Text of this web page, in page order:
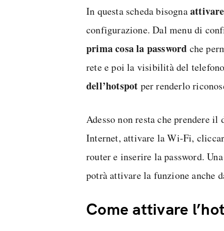
In questa scheda bisogna
configurazione. Dal menu di
prima cosa la password che
rete e poi la visibilità del
dell’hotspot per renderlo
Adesso non resta che prendere
Internet, attivare la Wi-Fi,
router e inserire la password.
potrà attivare la funzione anche
Come attivare